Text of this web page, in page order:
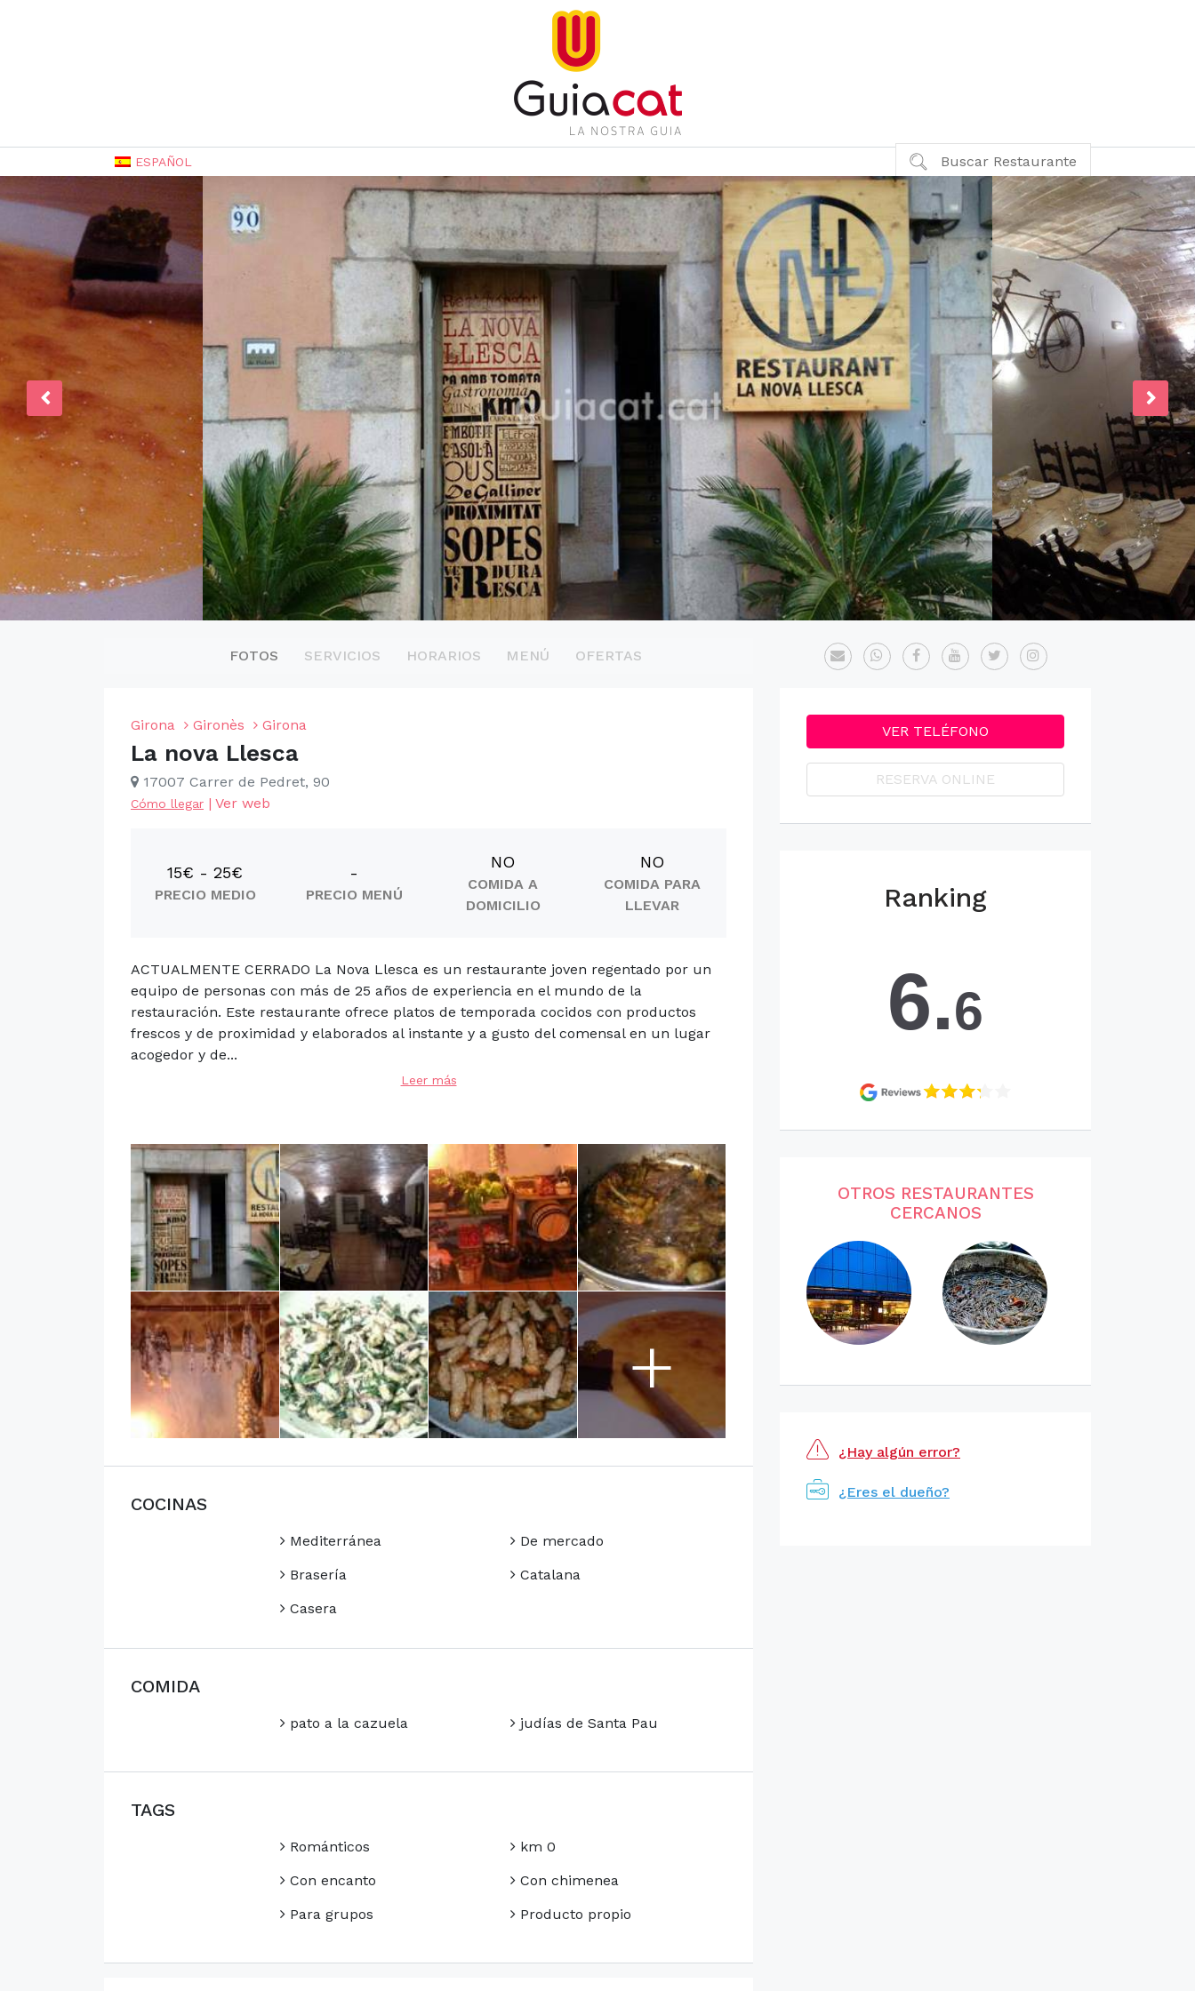
ESPAÑOL Buscar Restaurante
FOTOS SERVICIOS HORARIOS MENÚ OFERTAS
Girona Gironès Girona
La nova Llesca
17007 Carrer de Pedret, 90
Cómo llegar | Ver web
15€ - 25€
PRECIO MEDIO
-
PRECIO MENÚ
NO
COMIDA A
DOMICILIO
NO
COMIDA PARA
LLEVAR
ACTUALMENTE CERRADO La Nova Llesca es un restaurante joven regentado por un
equipo de personas con más de 25 años de experiencia en el mundo de la
restauración. Este restaurante ofrece platos de temporada cocidos con productos
frescos y de proximidad y elaborados al instante y a gusto del comensal en un lugar
acogedor y de...
Leer más
+
COCINAS
Mediterránea
Brasería
Casera
De mercado
Catalana
COMIDA
pato a la cazuela judías de Santa Pau
TAGS
Románticos
Con encanto
Para grupos
km 0
Con chimenea
Producto propio
VER TELÉFONO
RESERVA ONLINE
Ranking
6.6
OTROS RESTAURANTES
CERCANOS
¿Hay algún error?
¿Eres el dueño?